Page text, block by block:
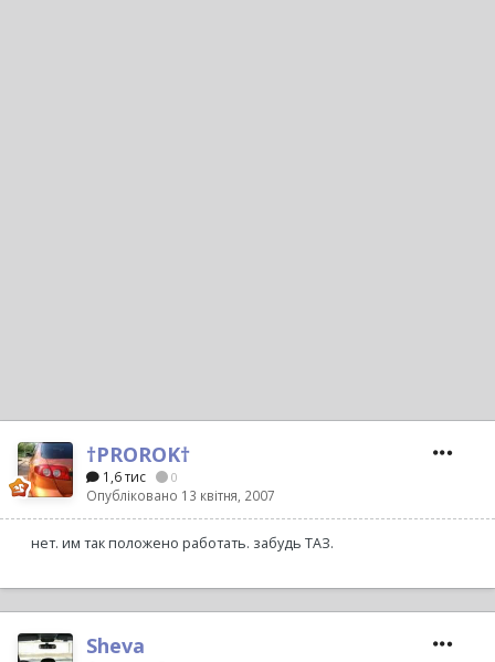
†PROROK†
1,6 тис 0
Опубліковано 13 квітня, 2007
нет. им так положено работать. забудь ТАЗ.
Sheva